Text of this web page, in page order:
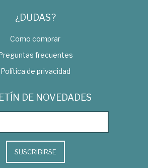
¿DUDAS?
Como comprar
frecuentes
Política de privacidad
DE NOVEDADES
SUSCRIBIRSE